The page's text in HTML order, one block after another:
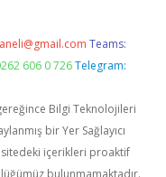
Teams:
606 0 726 Telegram:
Bilgi Teknolojileri
bir Yer Sağlayıcı
içerikleri proaktif
bulunmamaktadır.